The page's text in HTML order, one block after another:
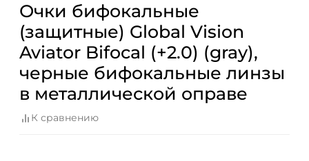
Очки бифокальные
(защитные) Global Vision
Aviator Bifocal (+2.0) (gray),
черные бифокальные линзы
в металлической оправе
К сравнению